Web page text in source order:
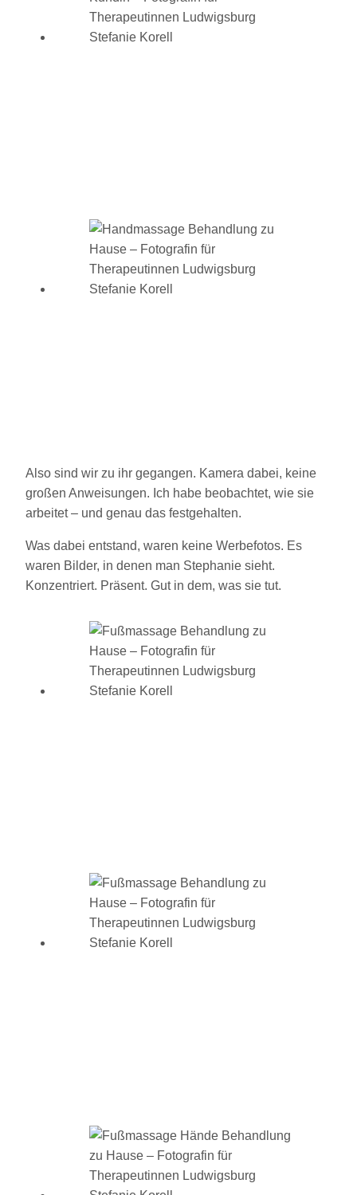
Also sind wir zu ihr gegangen. Kamera dabei, keine
großen Anweisungen. Ich habe beobachtet, wie sie
arbeitet – und genau das festgehalten.
Was dabei entstand, waren keine Werbefotos. Es
waren Bilder, in denen man Stephanie sieht.
Konzentriert. Präsent. Gut in dem, was sie tut.